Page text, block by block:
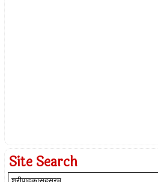
Site Search